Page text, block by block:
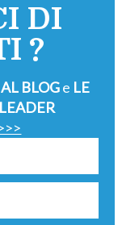
DI
?
BLOGe LE